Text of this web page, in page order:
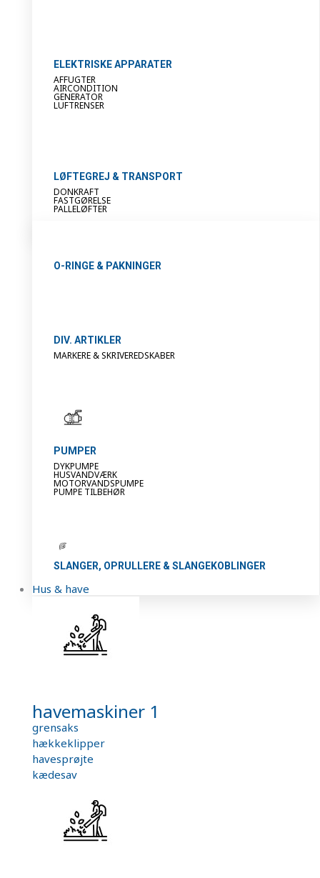
ELEKTRISKE APPARATER
AFFUGTER
AIRCONDITION
GENERATOR
LUFTRENSER
LØFTEGREJ & TRANSPORT
DONKRAFT
FASTGØRELSE
PALLELØFTER
O-RINGE & PAKNINGER
DIV. ARTIKLER
MARKERE & SKRIVEREDSKABER
PUMPER
DYKPUMPE
HUSVANDVÆRK
MOTORVANDSPUMPE
PUMPE TILBEHØR
SLANGER, OPRULLERE & SLANGEKOBLINGER
Hus & have
havemaskiner 1
grensaks
hækkeklipper
havesprøjte
kædesav